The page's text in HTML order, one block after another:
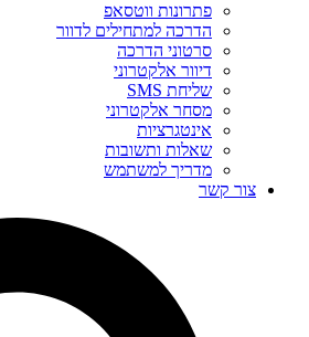
פתרונות ווטסאפ
הדרכה למתחילים לדוור
סרטוני הדרכה
דיוור אלקטרוני
שליחת SMS
מסחר אלקטרוני
אינטגרציות
שאלות ותשובות
מדריך למשתמש
צור קשר